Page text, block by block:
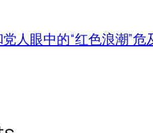
人眼中的“红色浪潮”危